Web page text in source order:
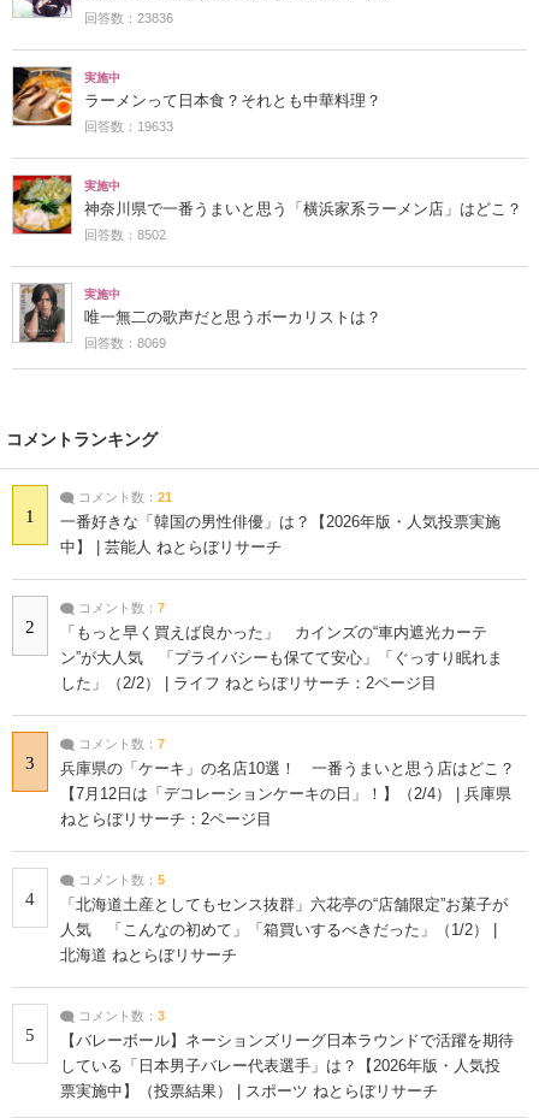
回答数：23836
実施中
ラーメンって日本食？それとも中華料理？
回答数：19633
実施中
神奈川県で一番うまいと思う「横浜家系ラーメン店」はどこ？
回答数：8502
実施中
唯一無二の歌声だと思うボーカリストは？
回答数：8069
コメントランキング
1
コメント数： 21
一番好きな「韓国の男性俳優」は？【2026年版・人気投票実施
中】 | 芸能人 ねとらぼリサーチ
2
コメント数： 7
「もっと早く買えば良かった」 カインズの“車内遮光カーテ
ン”が大人気 「プライバシーも保てて安心」「ぐっすり眠れま
した」（2/2） | ライフ ねとらぼリサーチ：2ページ目
3
コメント数： 7
兵庫県の「ケーキ」の名店10選！ 一番うまいと思う店はどこ？
【7月12日は「デコレーションケーキの日」！】（2/4） | 兵庫県
ねとらぼリサーチ：2ページ目
4
コメント数： 5
「北海道土産としてもセンス抜群」六花亭の“店舗限定”お菓子が
人気 「こんなの初めて」「箱買いするべきだった」（1/2） |
北海道 ねとらぼリサーチ
5
コメント数： 3
【バレーボール】ネーションズリーグ日本ラウンドで活躍を期待
している「日本男子バレー代表選手」は？【2026年版・人気投
票実施中】（投票結果） | スポーツ ねとらぼリサーチ